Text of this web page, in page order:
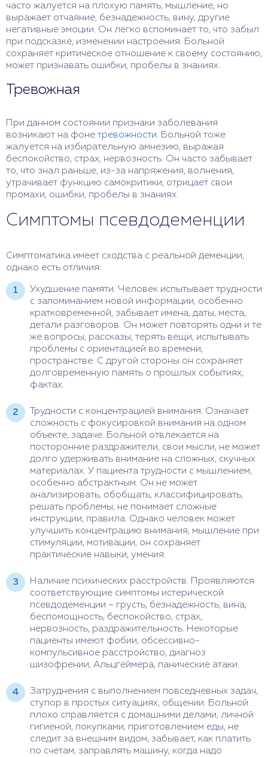
часто жалуется на плохую память, мышление, но
выражает отчаяние, безнадежность, вину, другие
негативные эмоции. Он легко вспоминает то, что забыл
при подсказке, изменении настроения. Больной
сохраняет критическое отношение к своему состоянию,
может признавать ошибки, пробелы в знаниях.
Тревожная
При данном состоянии признаки заболевания
возникают на фоне тревожности. Больной тоже
жалуется на избирательную амнезию, выражая
беспокойство, страх, нервозность. Он часто забывает
то, что знал раньше, из-за напряжения, волнения,
утрачивает функцию самокритики, отрицает свои
промахи, ошибки, пробелы в знаниях.
Симптомы псевдодеменции
Симптоматика имеет сходства с реальной деменции,
однако есть отличия:
Ухудшение памяти. Человек испытывает трудности
с запоминанием новой информации, особенно
кратковременной, забывает имена, даты, места,
детали разговоров. Он может повторять одни и те
же вопросы, рассказы, терять вещи, испытывать
проблемы с ориентацией во времени,
пространстве. С другой стороны он сохраняет
долговременную память о прошлых событиях,
фактах.
Трудности с концентрацией внимания. Означает
сложность с фокусировкой внимания на одном
объекте, задаче. Больной отвлекается на
посторонние раздражители, свои мысли, не может
долго удерживать внимание на сложных, скучных
материалах. У пациента трудности с мышлением,
особенно абстрактным. Он не может
анализировать, обобщать, классифицировать,
решать проблемы, не понимает сложные
инструкции, правила. Однако человек может
улучшить концентрацию внимания, мышление при
стимуляции, мотивации, он сохраняет
практические навыки, умения.
Наличие психических расстройств. Проявляются
соответствующие симптомы истерической
псевдодеменции – грусть, безнадежность, вина,
беспомощность, беспокойство, страх,
нервозность, раздражительность. Некоторые
пациенты имеют фобии, обсессивно-
компульсивное расстройство, диагноз
шизофрении, Альцгеймера, панические атаки.
Затруднения с выполнением повседневных задач,
ступор в простых ситуациях, общении. Больной
плохо справляется с домашними делами, личной
гигиеной, покупками, приготовлением еды, не
следит за внешним видом, забывает, как платить
по счетам, заправлять машину, когда надо